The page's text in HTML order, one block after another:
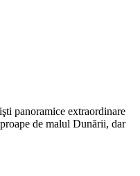
panoramice extraordinare
de malul Dunării, dar